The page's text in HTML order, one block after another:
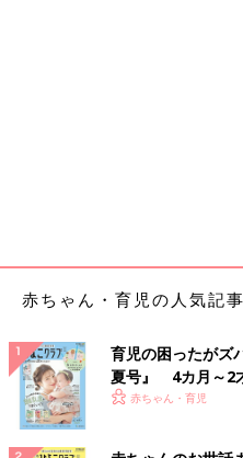
す」
「紺色のワンピースとジャケ
んに『とてもお似合いなので
お世辞を言われたのを真に受け
七五三は毎回着てます。一応、
けてますが、自己満足かな」
赤ちゃん・育児の人気記
育児の困ったがズ
夏号』 4カ月～2
いっぱい！
赤ちゃん・育児